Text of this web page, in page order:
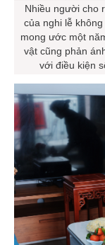
Nhiều người cho
của nghi lễ
mong ước một
vật cũng phản
với điều kiện